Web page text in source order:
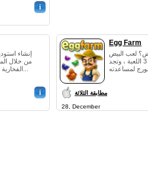
i
إنشاء
من خلال
i
Egg Farm
لعب البيض
الزراعية ، ومباراة جديدة - 3 اللعبة ، وتجد
مطابقة الثلاثة
28, December